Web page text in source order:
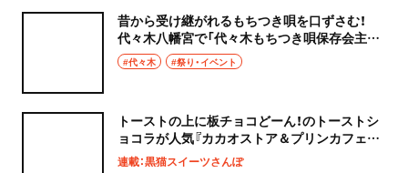
昔から受け継がれるもちつき唄を口ずさむ！
代々木八幡宮で「代々木もちつき唄保存会主催
餅つき」が1月31日に開催
#代々木 #祭り・イベント
トーストの上に板チョコどーん！のトーストシ
ョコラが人気『カカオストア＆プリンカフェ
448』〜黒猫スイーツ散歩 代々木上原編⑧〜
連載：黒猫スイーツさんぽ